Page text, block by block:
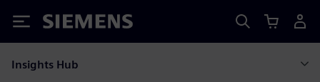
Siemens
Insights Hub